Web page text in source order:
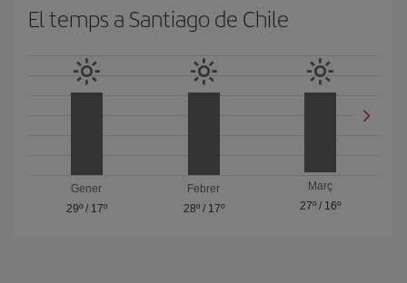
El temps a Santiago de Chile
Gener
29º/ 17º
Febrer
28º/ 17º
Març
27º / 16º